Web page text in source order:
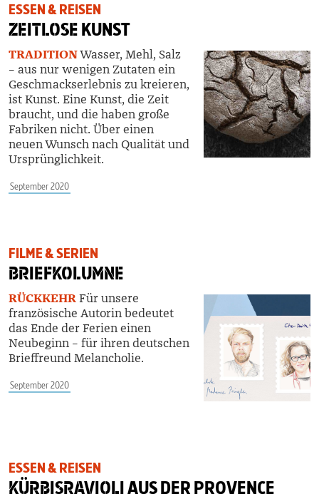
ESSEN & REISEN
ZEITLOSEKUNST
TRADITIONWasser, Mehl, Salz
– aus nur wenigen Zutaten ein
Geschmackserlebnis zu kreieren,
ist Kunst. Eine Kunst, die Zeit
braucht, und die haben große
Fabriken nicht. Über einen
neuen Wunsch nach Qualität und
Ursprünglichkeit.
September 2020
FILME & SERIEN
BRIEFKOLUMNE
RÜCKKEHRFür unsere
französische Autorin bedeutet
das Ende der Ferien einen
Neubeginn – für ihren deutschen
Brieffreund Melancholie.
September 2020
ESSEN & REISEN
KÜRBISRAVIOLIAUS DER PROVENCE